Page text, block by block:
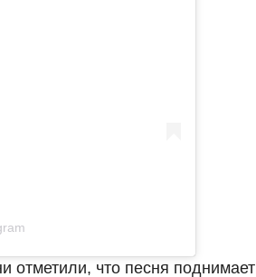
отметили, что песня поднимает